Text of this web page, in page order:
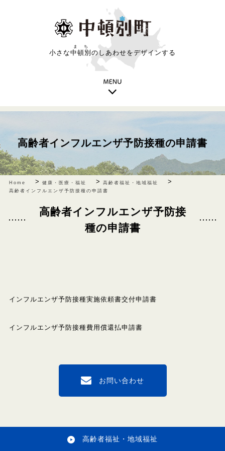
小さな中頓別
まち
のしあわせをデザインする
高齢者インフルエンザ予防接種の申請書
Home > 健康・医療・福祉 > 高齢者福祉・地域福祉 >
高齢者インフルエンザ予防接種の申請書
高齢者インフルエンザ予防接
種の申請書
インフルエンザ予防接種実施依頼書交付申請書
インフルエンザ予防接種費用償還払申請書
お問い合わせ
高齢者福祉・地域福祉